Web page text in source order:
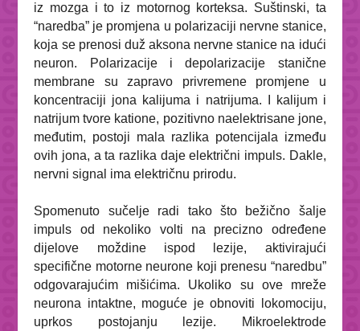
iz mozga i to iz motornog korteksa. Suštinski, ta
“naredba” je promjena u polarizaciji nervne stanice,
koja se prenosi duž aksona nervne stanice na idući
neuron. Polarizacije i depolarizacije stanične
membrane su zapravo privremene promjene u
koncentraciji jona kalijuma i natrijuma. I kalijum i
natrijum tvore katione, pozitivno naelektrisane jone,
međutim, postoji mala razlika potencijala između
ovih jona, a ta razlika daje električni impuls. Dakle,
nervni signal ima električnu prirodu.
Spomenuto sučelje radi tako što bežično šalje
impuls od nekoliko volti na precizno određene
dijelove moždine ispod lezije, aktivirajući
specifične motorne neurone koji prenesu “naredbu”
odgovarajućim mišićima. Ukoliko su ove mreže
neurona intaktne, moguće je obnoviti lokomociju,
uprkos postojanju lezije. Mikroelektrode